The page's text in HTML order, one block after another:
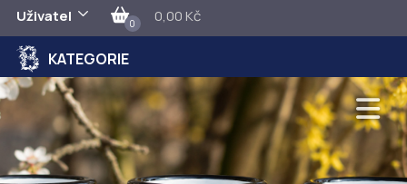
Uživatel 0 0,00 Kč
KATEGORIE